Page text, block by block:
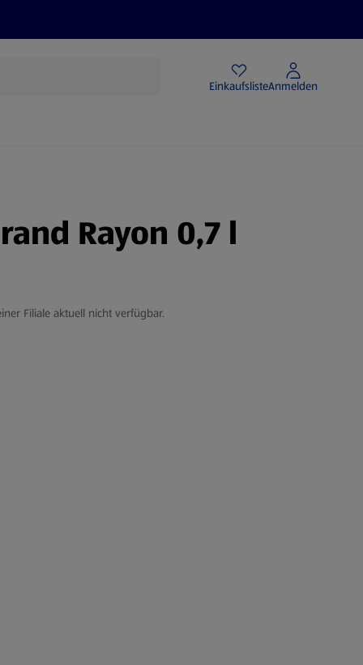
EinkaufslisteAnmelden
Rayon 0,7 l
Filiale aktuell nicht verfügbar.